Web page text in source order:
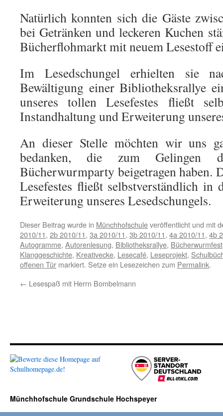
Natürlich konnten sich die Gäste
bei Getränken und leckeren Kuchen
Bücherflohmarkt mit neuem Lesestoff
Im Lesedschungel erhielten sie
Bewältigung einer Bibliotheksrallye
unseres tollen Lesefestes fließt
Instandhaltung und Erweiterung
An dieser Stelle möchten wir uns
bedanken, die zum Gelingen
Bücherwurmparty beigetragen haben.
Lesefestes fließt selbstverständlich in
Erweiterung unseres Lesedschungels.
Dieser Beitrag wurde in Münchhofschuleveröffentlicht und mit
2010/11, 2b 2010/11, 3a 2010/11, 3b 2010/11, 4a 2010/11, 4b
Autogramme, Autorenlesung, Bibliotheksrallye, Bücherwurmfest
Klanggeschichte, Kreativecke, Lesecafé, Leseprojekt,
offenen Tür markiert. Setze ein Lesezeichen zum Permalink.
← Lesespaß mit Herrn Bombelmann
Münchhofschule Grundschule Hochspeyer